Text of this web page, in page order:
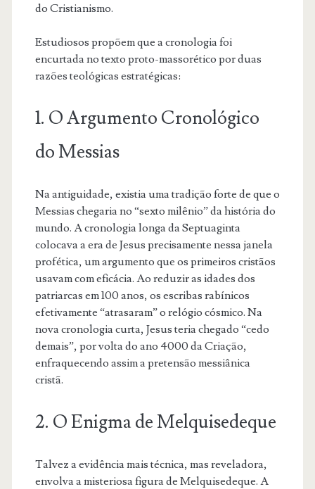
do Cristianismo.
Estudiosos propõem que a cronologia foi
encurtada no texto proto-massorético por duas
razões teológicas estratégicas:
1. O Argumento Cronológico
do Messias
Na antiguidade, existia uma tradição forte de que o
Messias chegaria no “sexto milênio” da história do
mundo. A cronologia longa da Septuaginta
colocava a era de Jesus precisamente nessa janela
profética, um argumento que os primeiros cristãos
usavam com eficácia. Ao reduzir as idades dos
patriarcas em 100 anos, os escribas rabínicos
efetivamente “atrasaram” o relógio cósmico. Na
nova cronologia curta, Jesus teria chegado “cedo
demais”, por volta do ano 4000 da Criação,
enfraquecendo assim a pretensão messiânica
cristã.
2. O Enigma de Melquisedeque
Talvez a evidência mais técnica, mas reveladora,
envolva a misteriosa figura de Melquisedeque. A